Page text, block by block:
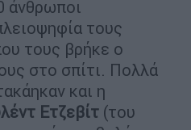
άνθρωποι
τους
τους βρήκε ο
στο σπίτι. Πολλά
και η
Ετζεβίτ (του